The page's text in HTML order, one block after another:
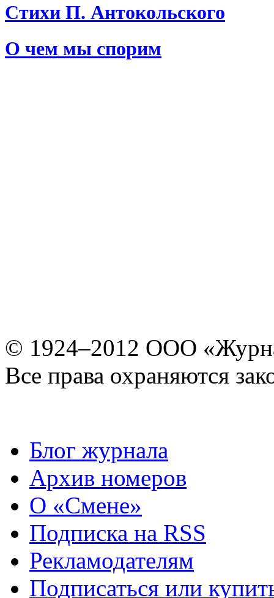
Стихи П. Антокольского
О чем мы спорим
© 1924–2012 ООО
Все права охраняются
Блог журнала
Архив номеров
О «Смене»
Подписка на RSS
Рекламодателям
Подписаться или